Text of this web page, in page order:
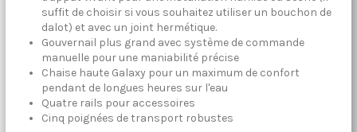
suffit de choisir si vous souhaitez utiliser un bouchon de
dalot) et avec un joint hermétique.
Gouvernail plus grand avec système de commande
manuelle pour une maniabilité précise
Chaise haute Galaxy pour un maximum de confort
pendant de longues heures sur l'eau
Quatre rails pour accessoires
Cinq poignées de transport robustes